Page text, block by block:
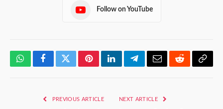
Follow on YouTube
WhatsAppFacebookTwitterPinterestLinkedInTelegramEmailRedditCopy
PREVIOUS ARTICLE NEXT ARTICLE